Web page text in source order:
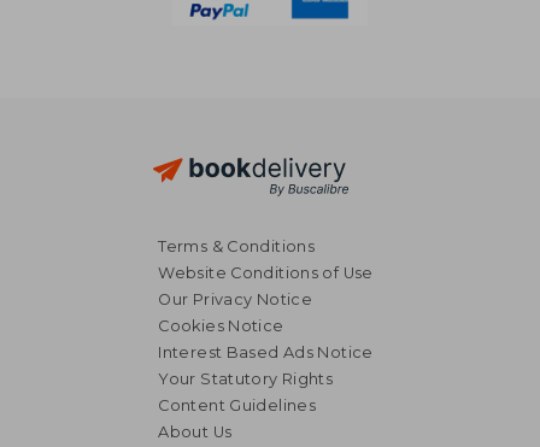
Terms & Conditions
Website Conditions of Use
Our Privacy Notice
Cookies Notice
Interest Based Ads Notice
Your Statutory Rights
Content Guidelines
About Us